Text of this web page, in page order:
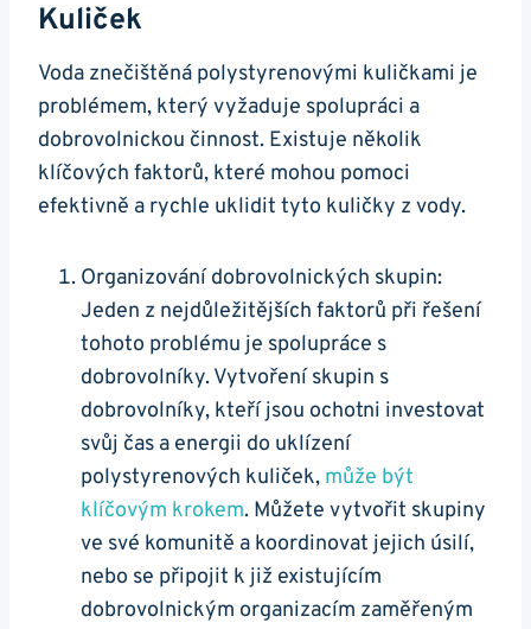
Kuliček
Voda znečištěná polystyrenovými kuličkami je
problémem, který vyžaduje spolupráci a
dobrovolnickou činnost. Existuje několik
klíčových faktorů, které mohou pomoci
efektivně a rychle uklidit tyto kuličky z vody.
Organizování dobrovolnických skupin:
Jeden z nejdůležitějších faktorů při řešení
tohoto problému je spolupráce s
dobrovolníky. Vytvoření skupin s
dobrovolníky, kteří jsou ochotni investovat
svůj čas a energii do uklízení
polystyrenových kuliček, může být
klíčovým krokem. Můžete vytvořit skupiny
ve své komunitě a koordinovat jejich úsilí,
nebo se připojit k již existujícím
dobrovolnickým organizacím zaměřeným